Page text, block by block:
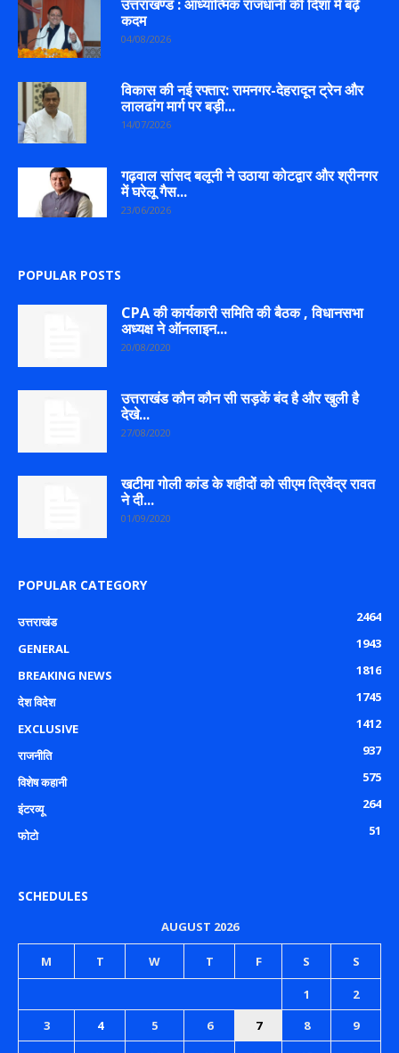
उत्तराखण्ड : आध्यात्मिक राजधानी की दिशा में बढ़े
कदम
04/08/2026
विकास की नई रफ्तार: रामनगर-देहरादून ट्रेन और
लालढांग मार्ग पर बड़ी...
14/07/2026
गढ़वाल सांसद बलूनी ने उठाया कोटद्वार और श्रीनगर
में घरेलू गैस...
23/06/2026
POPULAR POSTS
CPA की कार्यकारी समिति की बैठक , विधानसभा
अध्यक्ष ने ऑनलाइन...
20/08/2020
उत्तराखंड कौन कौन सी सड़कें बंद है और खुली है
देखे...
27/08/2020
खटीमा गोली कांड के शहीदों को सीएम त्रिवेंद्र रावत
ने दी...
01/09/2020
POPULAR CATEGORY
उत्तराखंड
2464
GENERAL
1943
BREAKING NEWS
1816
देश विदेश
1745
EXCLUSIVE
1412
राजनीति
937
विशेष कहानी
575
इंटरव्यू
264
फोटो
51
SCHEDULES
AUGUST 2026
M T W T F S S
1
2
3
4 5 6 7 8
9